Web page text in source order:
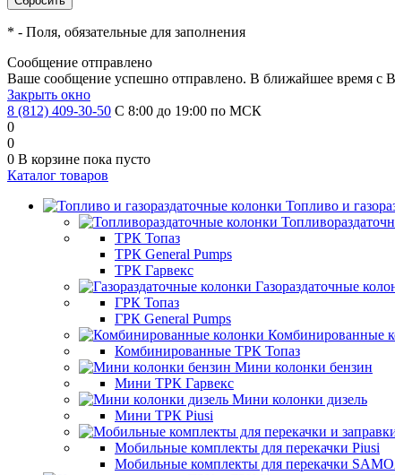
* - Поля, обязательные для заполнения
Сообщение отправлено
Ваше сообщение успешно отправлено. В ближайшее время с
Закрыть окно
8 (812) 409-30-50 С 8:00 до 19:00 по МСК
0
0
0 В корзине пока пусто
Каталог товаров
Топливо и
ТРК Топаз
ТРК General Pumps
ТРК Гарвекс
Газораздаточные
ГРК Топаз
ГРК General Pumps
Комбинированные
Комбинированные ТРК Топаз
Мини колонки бензин
Мини ТРК Гарвекс
Мини колонки дизель
Мини ТРК Piusi
Мобильные комплекты для перекачки Piusi
Мобильные комплекты для перекачки